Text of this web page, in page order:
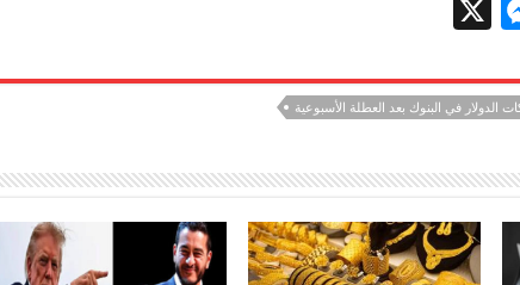
M
se
n
g
er
الدولار في البنوك بعد العطلة الأسبوعية